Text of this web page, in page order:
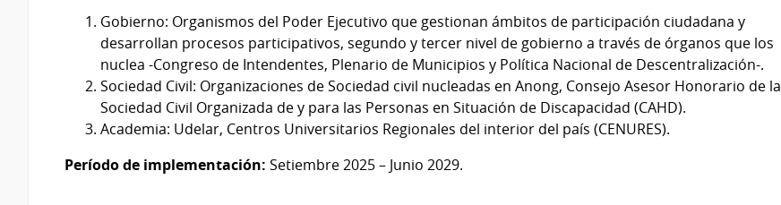
Gobierno: Organismos del Poder Ejecutivo que gestionan ámbitos de participación ciudadana y
desarrollan procesos participativos, segundo y tercer nivel de gobierno a través de órganos que los
nuclea -Congreso de Intendentes, Plenario de Municipios y Política Nacional de Descentralización-.
Sociedad Civil: Organizaciones de Sociedad civil nucleadas en Anong, Consejo Asesor Honorario de la
Sociedad Civil Organizada de y para las Personas en Situación de Discapacidad (CAHD).
Academia: Udelar, Centros Universitarios Regionales del interior del país (CENURES).
Período de implementación: Setiembre 2025 – Junio 2029.